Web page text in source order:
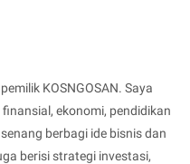
KOSNGOSAN. Saya
ekonomi, pendidikan
berbagi ide bisnis dan
berisi strategi investasi,